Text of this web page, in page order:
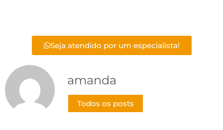
Seja atendido por um especialista!
amanda
Todos os posts